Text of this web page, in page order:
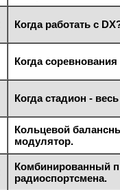
Когда работать с
Когда
Когда стадион -
Кольцевой
модулятор.
Комбинированный
радиоспортсмена.